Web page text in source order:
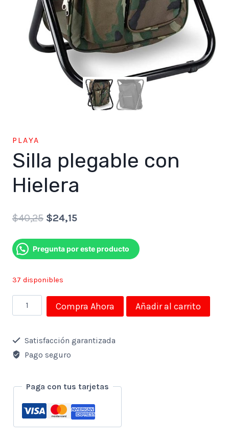
PLAYA
Silla plegable con
Hielera
$40,25 Original
price
was:
$40,25.
$24,15Current
price
is:
Pregunta por este producto
37 disponibles
Silla
plegable
con
Hielera
Compra Ahora Añadir al carrito
Satisfacción garantizada
Pago seguro
Paga con tus tarjetas